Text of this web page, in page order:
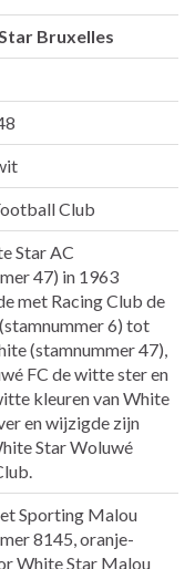
Bruxelles
Club
Star AC
47) in 1963
met Racing Club de
6) tot
(stamnummer 47),
FC de witte ster en
kleuren van White
en wijzigde zijn
Star Woluwé
Sporting Malou
8145, oranje-
White Star Malou